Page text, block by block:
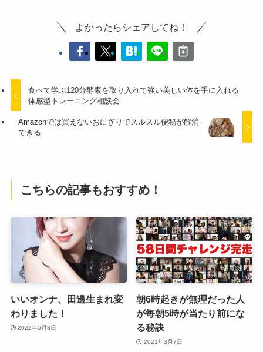
よかったらシェアしてね！
食べて学ぶ120分酵素を取り入れて強い美しい体を手に入れる
体感型トレーニング相談会
Amazonでは買えないおにぎりでスルスル便秘が解消
できる
こちらの記事もおすすめ！
いいオンナ、田邊生まれ変
わりました！
2022年5月3日
朝6時起きが無理だった人
が毎朝5時が当たり前にな
る秘訣
2021年3月7日